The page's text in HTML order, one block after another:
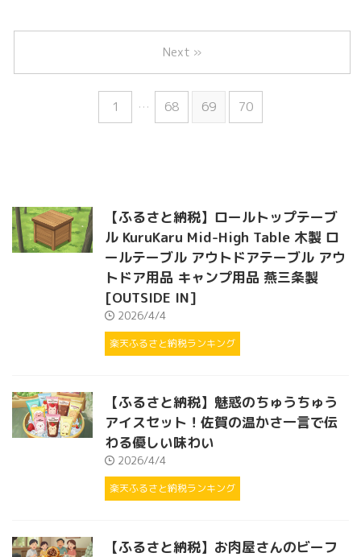
1 … 68 69 70
Next »
【ふるさと納税】ロールトップテーブ
ル KuruKaru Mid-High Table 木製 ロ
ールテーブル アウトドアテーブル アウ
トドア用品 キャンプ用品 燕三条製
[OUTSIDE IN]
2026/4/4
楽天ふるさと納税ランキング
【ふるさと納税】魅惑のちゅうちゅう
アイスセット！佐賀の温かさ一言で伝
わる優しい味わい
2026/4/4
楽天ふるさと納税ランキング
【ふるさと納税】お肉屋さんのビーフ